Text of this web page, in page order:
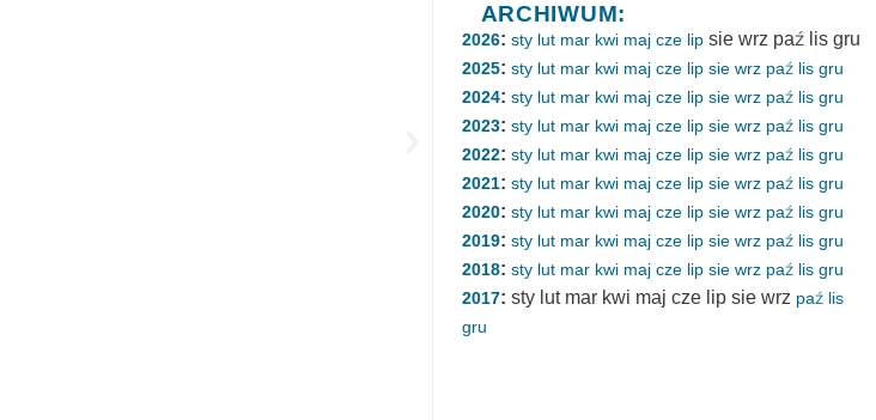
ARCHIWUM:
2026: sty lut mar kwi maj cze lip sie wrz paź lis gru
2025: sty lut mar kwi maj cze lip sie wrz paź lis gru
2024: sty lut mar kwi maj cze lip sie wrz paź lis gru
2023: sty lut mar kwi maj cze lip sie wrz paź lis gru
2022: sty lut mar kwi maj cze lip sie wrz paź lis gru
2021: sty lut mar kwi maj cze lip sie wrz paź lis gru
2020: sty lut mar kwi maj cze lip sie wrz paź lis gru
2019: sty lut mar kwi maj cze lip sie wrz paź lis gru
2018: sty lut mar kwi maj cze lip sie wrz paź lis gru
2017: sty lut mar kwi maj cze lip sie wrz paź lis
gru